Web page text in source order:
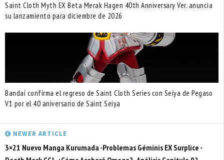
Saint Cloth Myth EX Beta Merak Hagen 40th Anniversary Ver. anuncia
su lanzamiento para diciembre de 2026
Bandai confirma el regreso de Saint Cloth Series con Seiya de Pegaso
V1 por el 40 aniversario de Saint Seiya
NEWER ARTICLE
3×21 Nuevo Manga Kurumada -Problemas Géminis EX Surplice -